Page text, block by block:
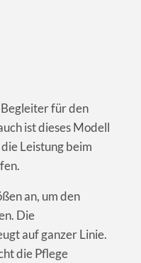
für den
ist dieses Modell
Leistung beim
an, um den
Die
auf ganzer Linie.
die Pflege